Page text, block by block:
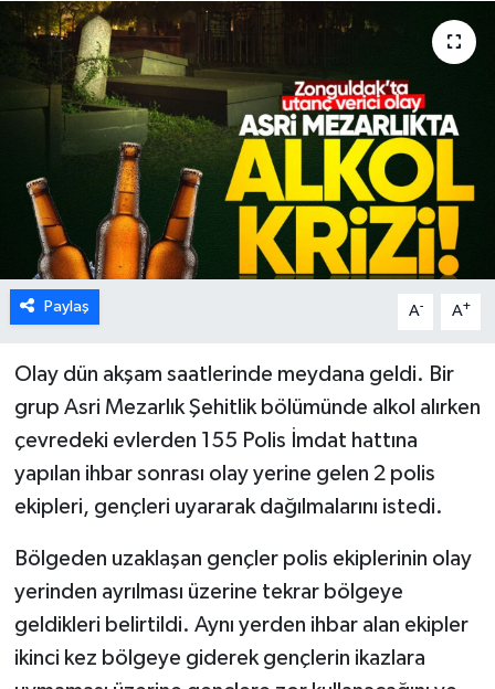
Paylaş A- A+
Olay dün akşam saatlerinde meydana geldi. Bir
grup Asri Mezarlık Şehitlik bölümünde alkol alırken
çevredeki evlerden 155 Polis İmdat hattına
yapılan ihbar sonrası olay yerine gelen 2 polis
ekipleri, gençleri uyararak dağılmalarını istedi.
Bölgeden uzaklaşan gençler polis ekiplerinin olay
yerinden ayrılması üzerine tekrar bölgeye
geldikleri belirtildi. Aynı yerden ihbar alan ekipler
ikinci kez bölgeye giderek gençlerin ikazlara
Spor
Ulusal